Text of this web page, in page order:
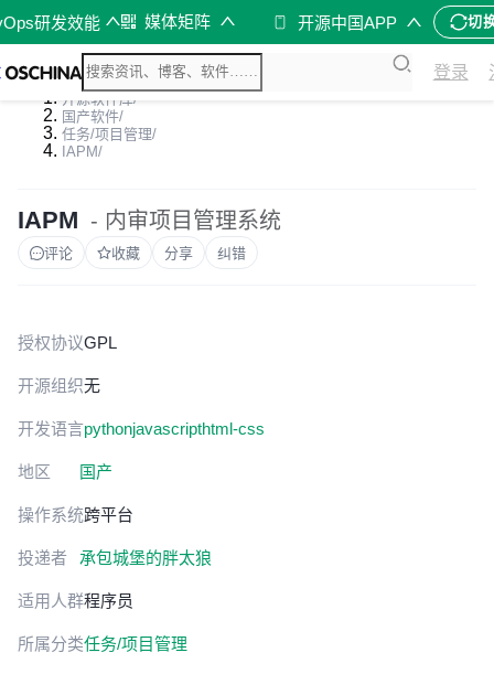
研发效能 媒体矩阵 开源中国APP 切
登录
开源软件库/
国产软件/
任务/项目管理/
IAPM/
IAPM - 内审项目管理系统
评论 收藏 分享 纠错
授权协议GPL
开源组织无
开发语言pythonjavascripthtml-css
地区 国产
操作系统跨平台
投递者 承包城堡的胖太狼
适用人群程序员
所属分类任务/项目管理